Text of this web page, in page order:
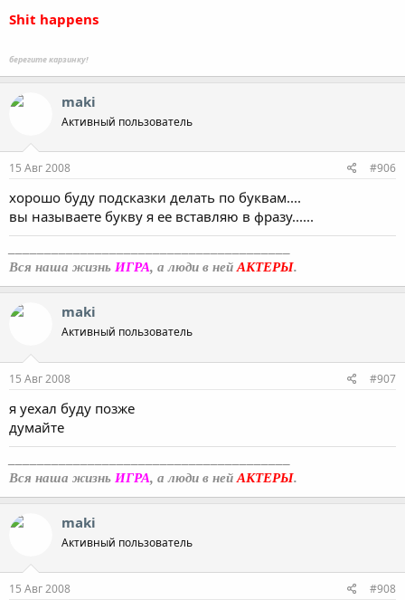
Shit happens
берегите карзинку!
maki
Активный пользователь
15 Авг 2008 #906
хорошо буду подсказки делать по буквам....
вы называете букву я ее вставляю в фразу......
Вся наша жизнь ИГРА, а люди в ней АКТЕРЫ.
maki
Активный пользователь
15 Авг 2008 #907
я уехал буду позже
думайте
Вся наша жизнь ИГРА, а люди в ней АКТЕРЫ.
maki
Активный пользователь
15 Авг 2008 #908